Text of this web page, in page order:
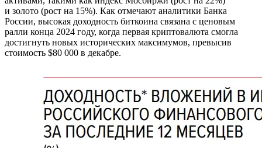
и золото (рост на 15%). Как отмечают аналитики Банка
России, высокая доходность биткоина связана с ценовым
ралли конца 2024 году, когда первая криптовалюта смогла
достигнуть новых исторических максимумов, превысив
стоимость $80 000 в декабре.